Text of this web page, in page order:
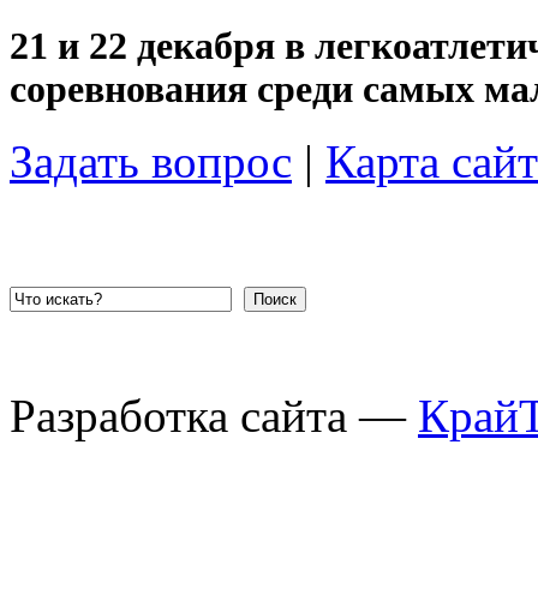
21 и 22 декабря в
соревнования среди самых
Задать вопрос | Карта
Поиск
Разработка сайта —